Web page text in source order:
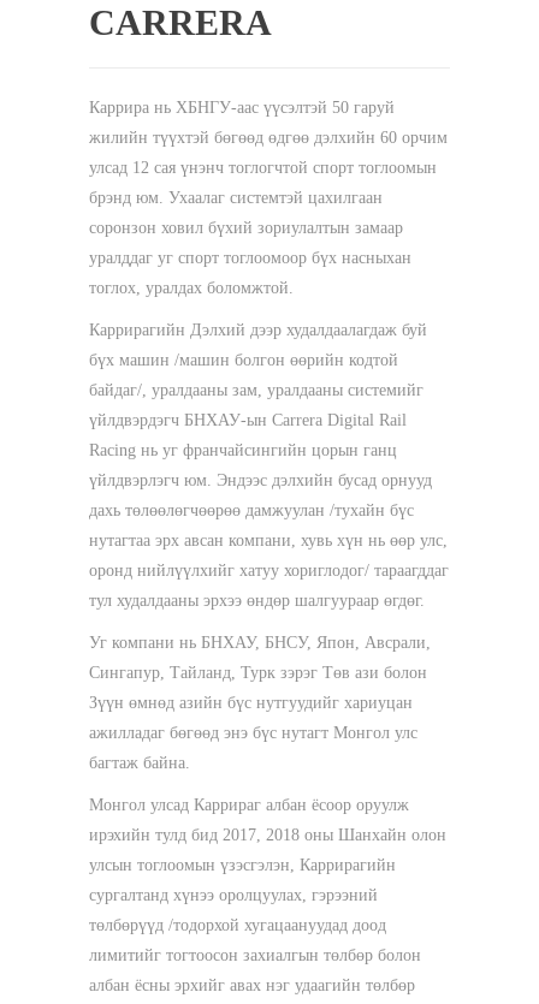
CARRERA
Каррира нь ХБНГУ-аас үүсэлтэй 50 гаруй
жилийн түүхтэй бөгөөд өдгөө дэлхийн 60 орчим
улсад 12 сая үнэнч тоглогчтой спорт тоглоомын
брэнд юм. Ухаалаг системтэй цахилгаан
соронзон ховил бүхий зориулалтын замаар
уралддаг уг спорт тоглоомоор бүх насныхан
тоглох, уралдах боломжтой.
Каррирагийн Дэлхий дээр худалдаалагдаж буй
бүх машин /машин болгон өөрийн кодтой
байдаг/, уралдааны зам, уралдааны системийг
үйлдвэрдэгч БНХАУ-ын Carrera Digital Rail
Racing нь уг франчайсингийн цорын ганц
үйлдвэрлэгч юм. Эндээс дэлхийн бусад орнууд
дахь төлөөлөгчөөрөө дамжуулан /тухайн бүс
нутагтаа эрх авсан компани, хувь хүн нь өөр улс,
оронд нийлүүлхийг хатуу хориглодог/ тараагддаг
тул худалдааны эрхээ өндөр шалгуураар өгдөг.
Уг компани нь БНХАУ, БНСУ, Япон, Авсрали,
Сингапур, Тайланд, Турк зэрэг Төв ази болон
Зүүн өмнөд азийн бүс нутгуудийг хариуцан
ажилладаг бөгөөд энэ бүс нутагт Монгол улс
багтаж байна.
Монгол улсад Каррираг албан ёсоор оруулж
ирэхийн тулд бид 2017, 2018 оны Шанхайн олон
улсын тоглоомын үзэсгэлэн, Каррирагийн
сургалтанд хүнээ оролцуулах, гэрээний
төлбөрүүд /тодорхой хугацаануудад доод
лимитийг тогтоосон захиалгын төлбөр болон
албан ёсны эрхийг авах нэг удаагийн төлбөр